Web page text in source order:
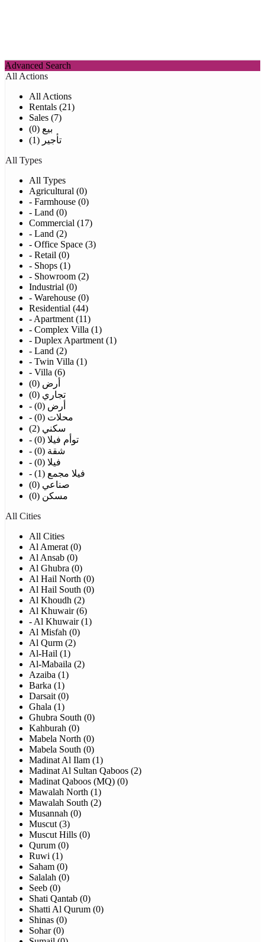
Advanced Search
All Actions
All Actions
Rentals (21)
Sales (7)
بيع (0)
تأجير (1)
All Types
All Types
Agricultural (0)
- Farmhouse (0)
- Land (0)
Commercial (17)
- Land (2)
- Office Space (3)
- Retail (0)
- Shops (1)
- Showroom (2)
Industrial (0)
- Warehouse (0)
Residential (44)
- Apartment (11)
- Complex Villa (1)
- Duplex Apartment (1)
- Land (2)
- Twin Villa (1)
- Villa (6)
أرض (0)
تجاري (0)
- أرض (0)
- محلات (0)
سكني (2)
- توأم فيلا (0)
- شقة (0)
- فيلا (0)
- فيلا مجمع (1)
صناعي (0)
مسكن (0)
All Cities
All Cities
Al Amerat (0)
Al Ansab (0)
Al Ghubra (0)
Al Hail North (0)
Al Hail South (0)
Al Khoudh (2)
Al Khuwair (6)
- Al Khuwair (1)
Al Misfah (0)
Al Qurm (2)
Al-Hail (1)
Al-Mabaila (2)
Azaiba (1)
Barka (1)
Darsait (0)
Ghala (1)
Ghubra South (0)
Kahburah (0)
Mabela North (0)
Mabela South (0)
Madinat Al Ilam (1)
Madinat Al Sultan Qaboos (2)
Madinat Qaboos (MQ) (0)
Mawalah North (1)
Mawalah South (2)
Musannah (0)
Muscut (3)
Muscut Hills (0)
Qurum (0)
Ruwi (1)
Saham (0)
Salalah (0)
Seeb (0)
Shati Qantab (0)
Shatti Al Qurum (0)
Shinas (0)
Sohar (0)